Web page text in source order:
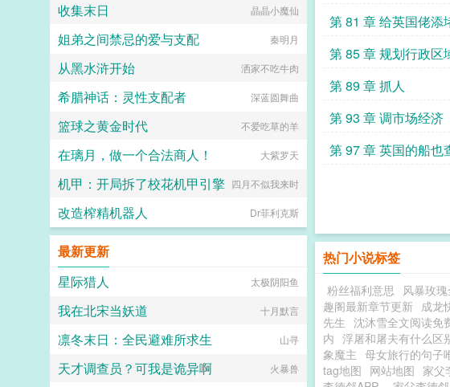
第 81 章 给英国佬添
第 85 章 规划行政区
第 89 章 抓人
第 93 章 调市场经济
第 97 章 英国的船也
热门小说标签
粉丝福利意思 风暴玫
趣阁最新章节更新 成龙
先生 沈沐雪全文阅读免
内 浮屠和屠夫有什么区
象魔主 母女旅行的句子
tag地图 网站地图 家父
收集末日 晶晶小魔仙
姐弟之间禁忌的爱与支配 秦明月
从黑水浒开始 洒家不吃牛肉
希腊神话：灵性支配者 深蓝圆舞曲
篮球之黄金时代 不爱吃草的羊
在璃月，做一个合法商人！ 大紫罗天
机甲：开局拆了校花机甲引擎 四月不似我来时
改造榨精机器人 Dr菲利克斯
最新更新
星际猎人
太极阴阳鱼
我在北宋当妖道 十月默言
凛冬末日：全民避难所求生 山寻
天才调查员？可我是诡异啊 火暴兽